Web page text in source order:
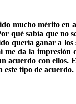
mucho mérito
qué sabía que
quería ganar a
me da la
con
este tipo de acuerdo.